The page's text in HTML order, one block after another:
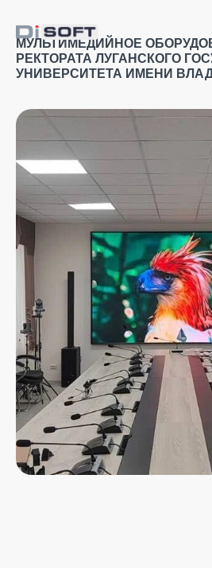
МУЛЬТИМЕДИЙНОЕ
РЕКТОРАТА ЛУГАНСКОГО
УНИВЕРСИТЕТА ИМЕНИ